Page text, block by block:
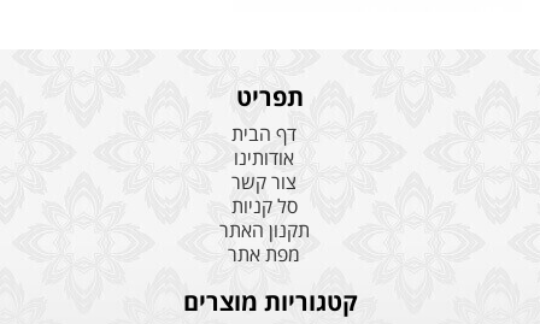
תפריט
דף הבית
אודותינו
צור קשר
סל קניות
תקנון האתר
מפת אתר
קטגוריות מוצרים